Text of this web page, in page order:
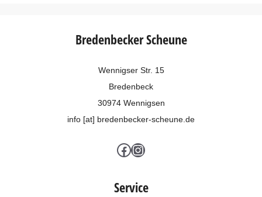
Bredenbecker Scheune
Wennigser Str. 15
Bredenbeck
30974 Wennigsen
info [at] bredenbecker-scheune.de
Facebook
Instagram
Service